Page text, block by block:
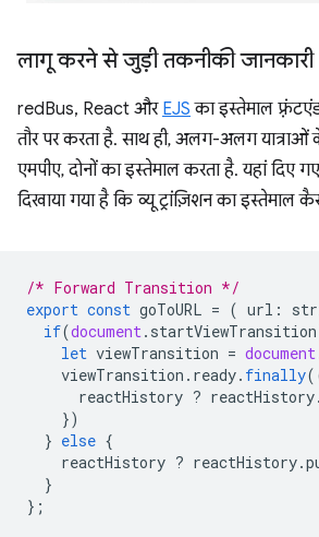
लागू करने से जुड़ी तकनीकी जानकारी
redBus, React और EJS का इस्तेमाल
तौर पर करता है. साथ ही, अलग-अलग
एमपीए, दोनों का इस्तेमाल करता है. यहां दिए
दिखाया गया है कि व्यू ट्रांज़िशन का इस्तेमाल
/* Forward Transition */
export const goToURL = ( url :
if(document . startViewTransition
let viewTransition = document
viewTransition . ready. finally
reactHistory ? reactHistory.
})
} else {
reactHistory ? reactHistory.
}
};